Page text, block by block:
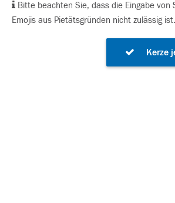
Bitte beachten Sie, dass die Eingabe von
Emojis aus Pietätsgründen nicht zulässig ist.
Kerze